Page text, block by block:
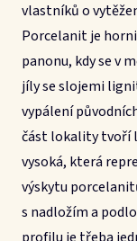
vlastníků o
Porcelanit je
panonu, kdy se v
jíly se slojemi
vypálení
část lokality tvoří
vysoká, která
výskytu
s nadložím a